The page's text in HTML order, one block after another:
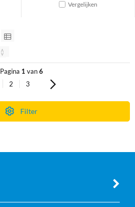
Vergelijken
Pagina 1 van6
2 3
Filter